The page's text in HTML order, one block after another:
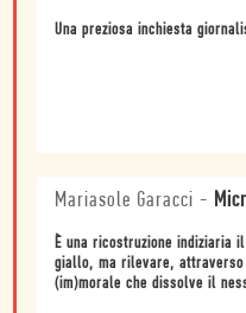
Una preziosa inchiesta
Mariasole Garacci -
È una ricostruzione indiziaria
giallo, ma rilevare,
(im)morale che dissolve il